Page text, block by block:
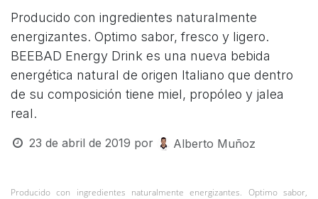
Producido con ingredientes naturalmente
energizantes. Optimo sabor, fresco y ligero.
BEEBAD Energy Drink es una nueva bebida
energética natural de origen Italiano que dentro
de su composición tiene miel, propóleo y jalea
real.
23 de abril de 2019 por Alberto Muñoz
Producido con ingredientes naturalmente energizantes. Optimo sabor,